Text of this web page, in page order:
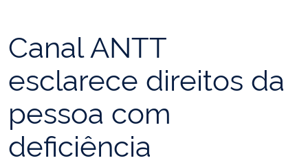
Canal ANTT
esclarece direitos da
pessoa com
deficiência